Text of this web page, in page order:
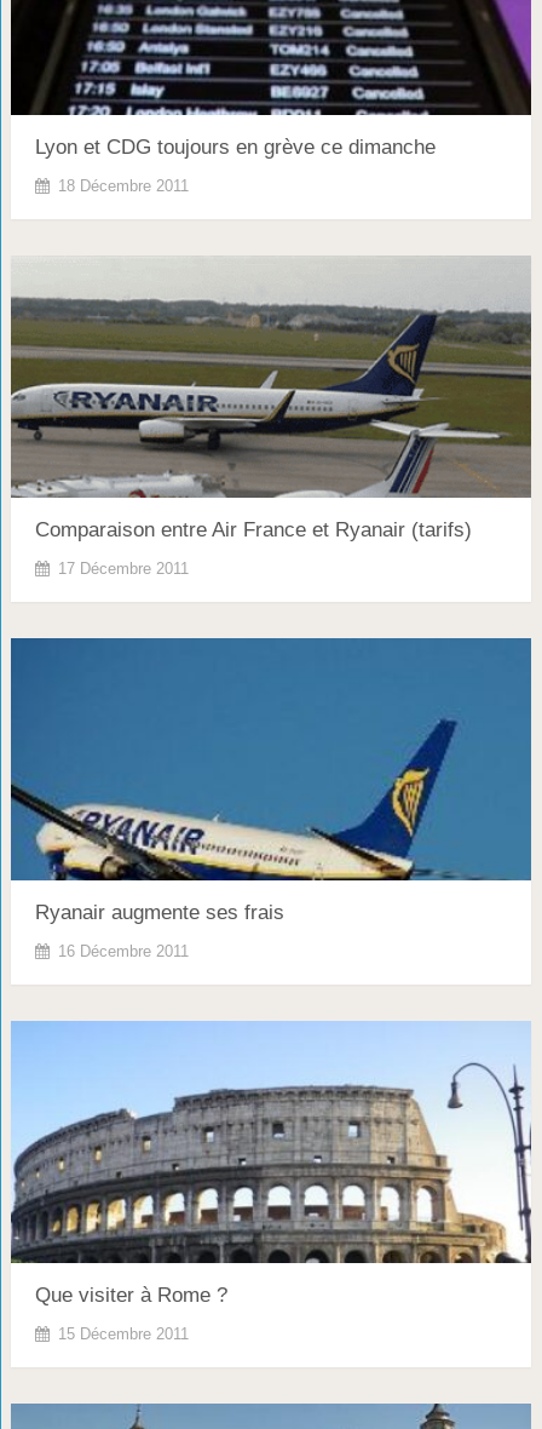
Lyon et CDG toujours en grève ce dimanche
18 Décembre 2011
Comparaison entre Air France et Ryanair (tarifs)
17 Décembre 2011
Ryanair augmente ses frais
16 Décembre 2011
Que visiter à Rome ?
15 Décembre 2011